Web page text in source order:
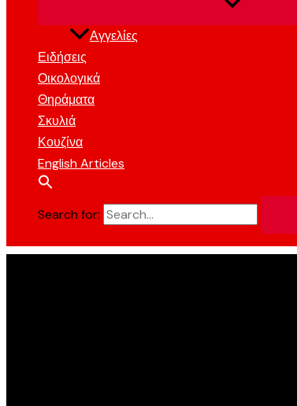
Αγγελίες
Ειδήσεις
Οικολογικά
Θηράματα
Σκυλιά
Κουζίνα
English Articles
Search for: